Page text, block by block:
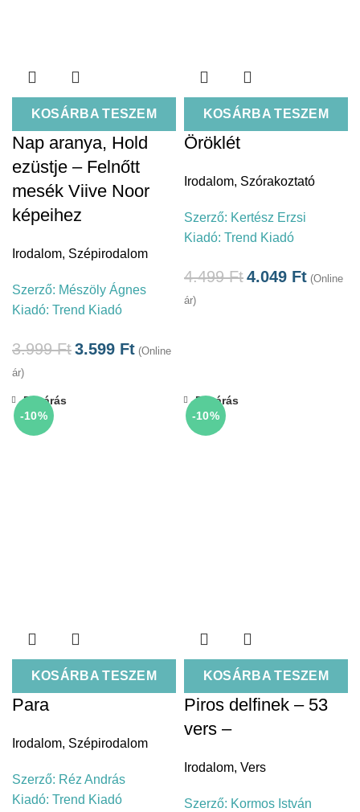
KOSÁRBA TESZEM
Nap aranya, Hold
ezüstje – Felnőtt
mesék Viive Noor
képeihez
Irodalom, Szépirodalom
Szerző: Mészöly Ágnes
Kiadó: Trend Kiadó
3.999Ft3.599 Ft (Online
ár)
KOSÁRBA TESZEM
Öröklét
Irodalom, Szórakoztató
Szerző: Kertész Erzsi
Kiadó: Trend Kiadó
4.499Ft4.049 Ft (Online
ár)
-10%
KOSÁRBA TESZEM
Bezárás
Para
Irodalom, Szépirodalom
Szerző: Réz András
Kiadó: Trend Kiadó
-10%
KOSÁRBA TESZEM
Bezárás
Piros delfinek – 53
vers –
Irodalom, Vers
Szerző: Kormos István